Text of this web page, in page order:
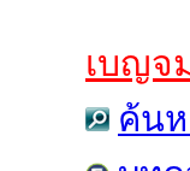
เบญจ
ค้นห